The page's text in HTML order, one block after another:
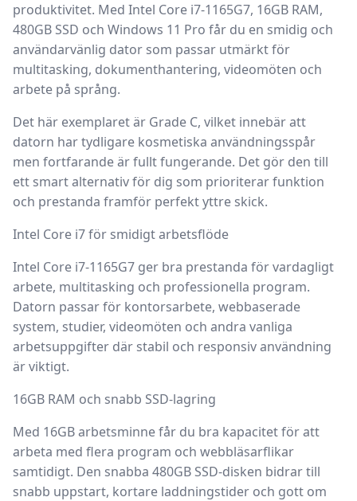
produktivitet. Med Intel Core i7-1165G7, 16GB RAM,
480GB SSD och Windows 11 Pro får du en smidig och
användarvänlig dator som passar utmärkt för
multitasking, dokumenthantering, videomöten och
arbete på språng.
Det här exemplaret är Grade C, vilket innebär att
datorn har tydligare kosmetiska användningsspår
men fortfarande är fullt fungerande. Det gör den till
ett smart alternativ för dig som prioriterar funktion
och prestanda framför perfekt yttre skick.
Intel Core i7 för smidigt arbetsflöde
Intel Core i7-1165G7 ger bra prestanda för vardagligt
arbete, multitasking och professionella program.
Datorn passar för kontorsarbete, webbaserade
system, studier, videomöten och andra vanliga
arbetsuppgifter där stabil och responsiv användning
är viktigt.
16GB RAM och snabb SSD-lagring
Med 16GB arbetsminnefår du bra kapacitet för att
arbeta med flera program och webbläsarflikar
samtidigt. Den snabba 480GB SSD-disken bidrar till
snabb uppstart, kortare laddningstider och gott om